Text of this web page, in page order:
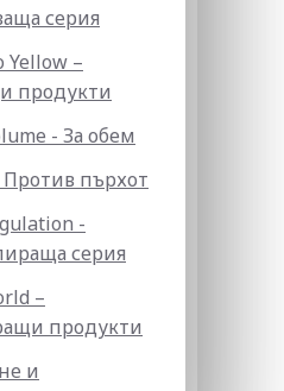
серия
Yellow –
продукти
- За обем
пърхот
-
серия
–
продукти
и